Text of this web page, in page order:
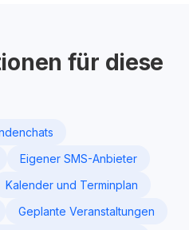
für diese
Eigener SMS-Anbieter
Kalender und Terminplan
Geplante Veranstaltungen